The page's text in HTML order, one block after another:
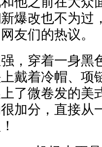
爆改也不为过
友们的热议。
，穿着一身黑
戴着冷帽、项
了微卷发的美
加分，直接从